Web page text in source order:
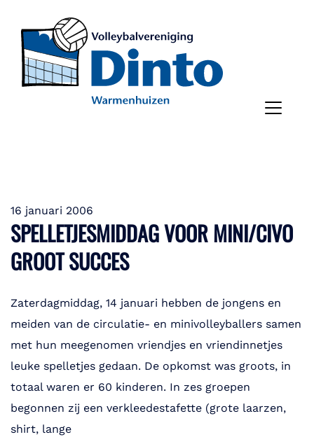
16 januari 2006
SPELLETJESMIDDAG VOOR MINI/CIVO
GROOT SUCCES
Zaterdagmiddag, 14 januari hebben de jongens en
meiden van de circulatie- en minivolleyballers samen
met hun meegenomen vriendjes en vriendinnetjes
leuke spelletjes gedaan. De opkomst was groots, in
totaal waren er 60 kinderen. In zes groepen
begonnen zij een verkleedestafette (grote laarzen,
shirt, lange